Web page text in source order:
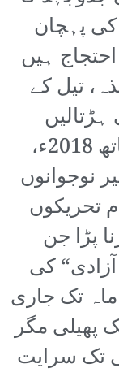
پہچان
ہیں
تیل کے
شامل ہیں۔ اس کے ساتھ ساتھ 2018ء،
ملک گیر نوجوانوں
تحریکوں
پڑا جن
آزادی“ کی
تک جاری
پھیلی مگر
تک سرایت